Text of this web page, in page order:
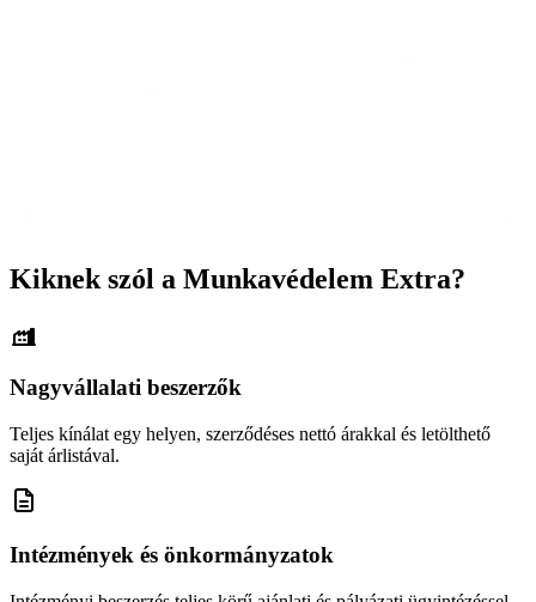
Kiknek szól a Munkavédelem Extra?
Nagyvállalati beszerzők
Teljes kínálat egy helyen, szerződéses nettó árakkal és letölthető
saját árlistával.
Intézmények és önkormányzatok